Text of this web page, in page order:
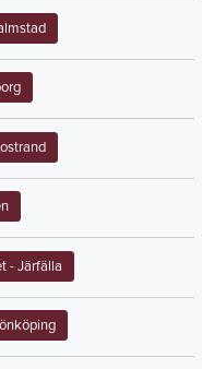
- Järfälla